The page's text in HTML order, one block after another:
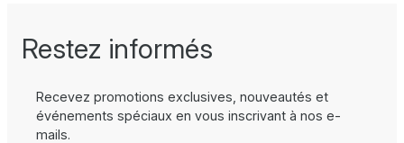
Restez informés
Recevez promotions exclusives, nouveautés et
événements spéciaux en vous inscrivant à nos e-
mails.